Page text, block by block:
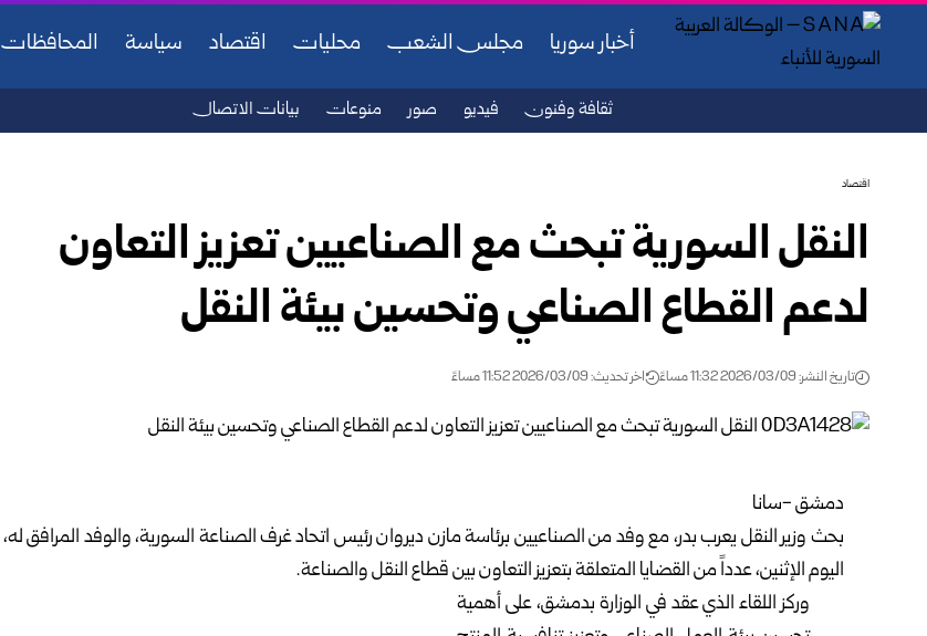
أخبار سوريا مجلس الشعب محليات اقتصاد سياسة المحافظات
ثقافة وفنون فيديو صور منوعات بيانات الاتصال
اقتصاد
النقل السورية تبحث مع الصناعيين تعزيز التعاون
لدعم القطاع الصناعي وتحسين بيئة النقل
تاريخ النشر: 2026/03/09 11:32 مساءً اخر تحديث: 2026/03/09 11:52 مساءً
دمشق -سانا
بحث وزير النقل يعرب بدر، مع وفد من الصناعيين برئاسة مازن ديروان رئيس اتحاد غرف الصناعة السورية، والوفد المرافق له،
اليوم الإثنين، عدداً من القضايا المتعلقة بتعزيز التعاون بين قطاع النقل والصناعة.
وركز اللقاء الذي عقد في الوزارة بدمشق، على أهمية